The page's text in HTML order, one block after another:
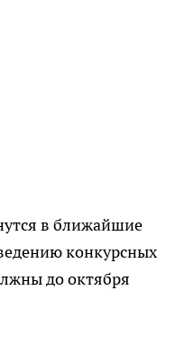
в ближайшие
конкурсных
до октября